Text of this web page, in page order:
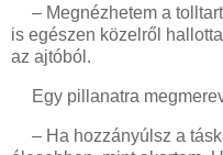
– Megnézhetem a
is egészen közelről
az ajtóból.
Egy pillanatra
– Ha hozzányúlsz a